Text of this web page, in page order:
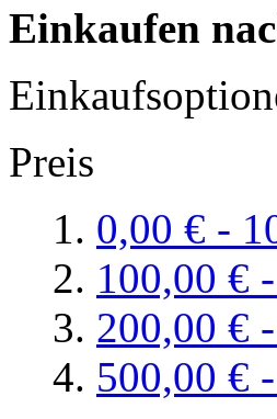
Einkaufen
Preis
0,00 € -
100,00 € -
200,00 € -
500,00 € -